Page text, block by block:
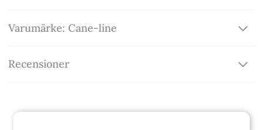
Varumärke: Cane-line
Recensioner